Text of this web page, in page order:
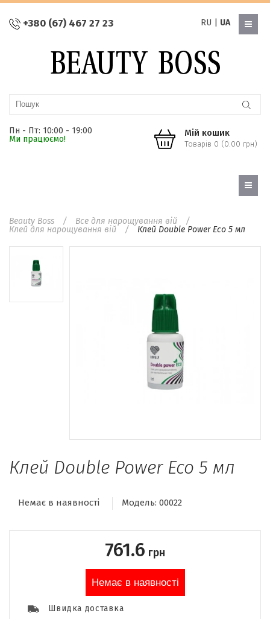
+380 (67) 467 27 23 RU UA
Пн - Пт: 10:00 - 19:00
Ми працюємо!
Мій кошик
Товарів 0 (0.00 грн)
Beauty Boss
Все для нарощування вій
Клей для нарощування вій
Клей Double Power Eco 5 мл
Клей Double Power Eco 5 мл
Немає в наявності Модель: 00022
761.6 грн
Немає в наявності
Швидка доставка